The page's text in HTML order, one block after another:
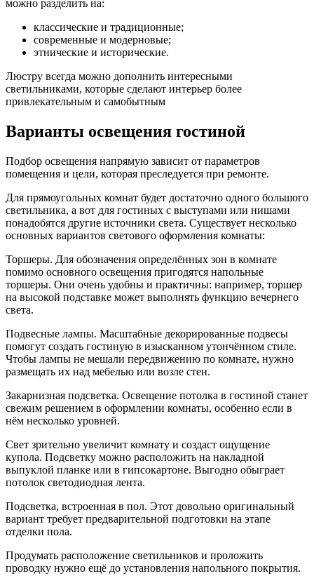
можно разделить на:
классические и традиционные;
современные и модерновые;
этнические и исторические.
Люстру всегда можно дополнить интересными
светильниками, которые сделают интерьер более
привлекательным и самобытным
Варианты освещения гостиной
Подбор освещения напрямую зависит от параметров
помещения и цели, которая преследуется при ремонте.
Для прямоугольных комнат будет достаточно одного большого
светильника, а вот для гостиных с выступами или нишами
понадобятся другие источники света. Существует несколько
основных вариантов светового оформления комнаты:
Торшеры. Для обозначения определённых зон в комнате
помимо основного освещения пригодятся напольные
торшеры. Они очень удобны и практичны: например, торшер
на высокой подставке может выполнять функцию вечернего
света.
Подвесные лампы. Масштабные декорированные подвесы
помогут создать гостиную в изысканном утончённом стиле.
Чтобы лампы не мешали передвижению по комнате, нужно
размещать их над мебелью или возле стен.
Закарнизная подсветка. Освещение потолка в гостиной станет
свежим решением в оформлении комнаты, особенно если в
нём несколько уровней.
Свет зрительно увеличит комнату и создаст ощущение
купола. Подсветку можно расположить на накладной
выпуклой планке или в гипсокартоне. Выгодно обыграет
потолок светодиодная лента.
Подсветка, встроенная в пол. Этот довольно оригинальный
вариант требует предварительной подготовки на этапе
отделки пола.
Продумать расположение светильников и проложить
проводку нужно ещё до установления напольного покрытия.